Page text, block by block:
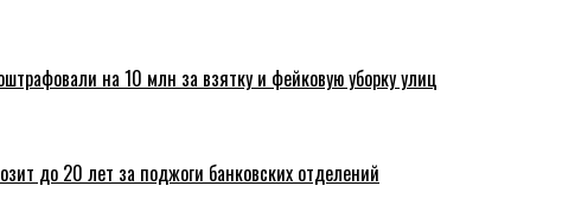
на 10 млн за взятку и фейковую уборку улиц
до 20 лет за поджоги банковских отделений